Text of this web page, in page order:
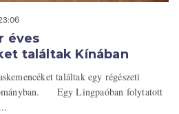
éves
találtak Kínában
találtak egy régészeti
Egy Lingpaóban folytatott